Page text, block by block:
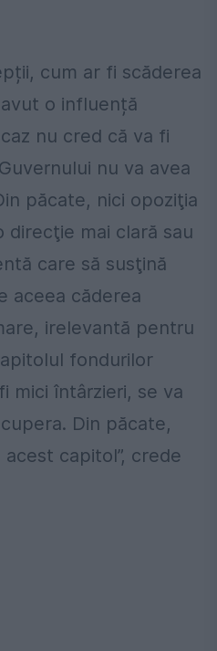
cum ar fi scăderea
o influență
nu cred că va fi
nu va avea
păcate, nici opoziţia
direcţie mai clară sau
care să susţină
aceea căderea
irelevantă pentru
fondurilor
mici întârzieri, se va
Din păcate,
capitol”, crede